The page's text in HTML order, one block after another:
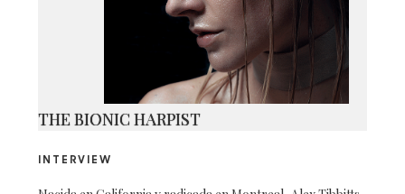
THE BIONIC HARPIST
INTERVIEW